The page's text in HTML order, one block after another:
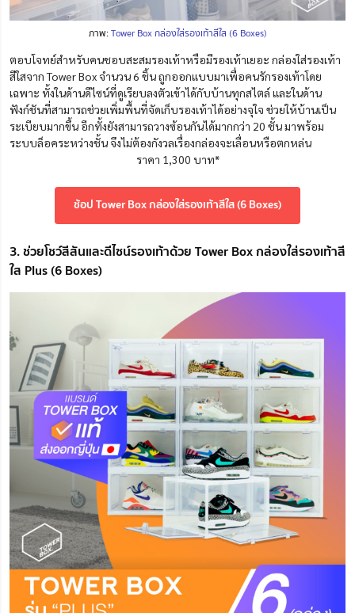
ภาพ:Tower Box กล่องใส่รองเท้าสีใส (6 Boxes)
ตอบโจทย์สำหรับคนชอบสะสมรองเท้าหรือมีรองเท้าเยอะ กล่องใส่รองเท้า
สีใสจาก Tower Box จำนวน 6 ชิ้น ถูกออกแบบมาเพื่อคนรักรองเท้าโดย
เฉพาะ ทั้งในด้านดีไซน์ที่ดูเรียบลงตัวเข้าได้กับบ้านทุกสไตล์ และในด้าน
ฟังก์ชันที่สามารถช่วยเพิ่มพื้นที่จัดเก็บรองเท้าได้อย่างจุใจ ช่วยให้บ้านเป็น
ระเบียบมากขึ้น อีกทั้งยังสามารถวางซ้อนกันได้มากกว่า 20 ชั้น มาพร้อม
ระบบล็อคระหว่างชั้น จึงไม่ต้องกังวลเรื่องกล่องจะเลื่อนหรือตกหล่น
ราคา 1,300 บาท*
ช้อป Tower Box กล่องใส่รองเท้าสีใส (6 Boxes)
3. ช่วยโชว์สีสันและดีไซน์รองเท้าด้วย Tower Box กล่องใส่รองเท้าสี
ใส Plus (6 Boxes)